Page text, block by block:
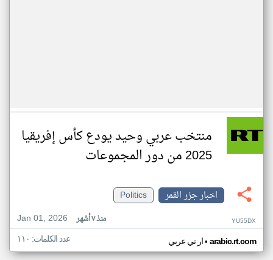
منتخب عربي وحيد يودع كأس إفريقيا
2025 من دور المجموعات
اخبار جزر القمر
Politics
Jan 01, 2026
منذ ٧ أشهر YU55DX
ار تي عربي• arabic.rt.com عدد الكلمات: ١١٠